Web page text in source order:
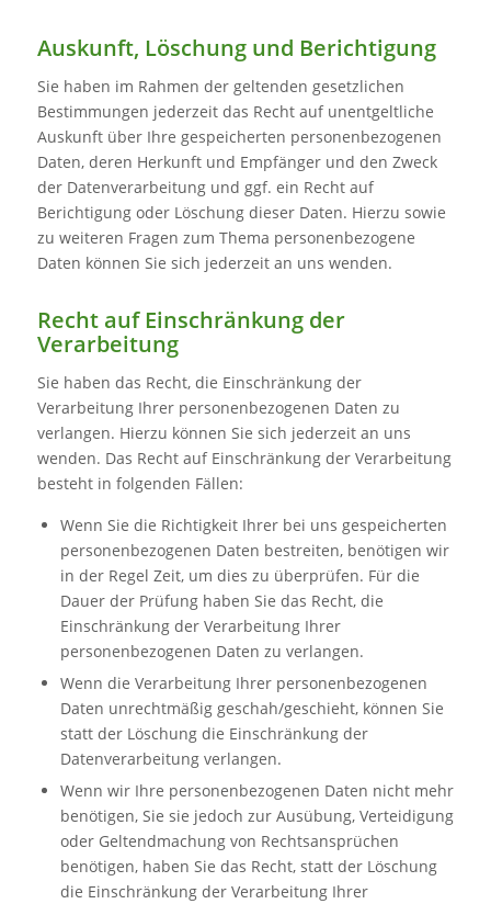
Auskunft, Löschung und Berichtigung
Sie haben im Rahmen der geltenden gesetzlichen
Bestimmungen jederzeit das Recht auf unentgeltliche
Auskunft über Ihre gespeicherten personenbezogenen
Daten, deren Herkunft und Empfänger und den Zweck
der Datenverarbeitung und ggf. ein Recht auf
Berichtigung oder Löschung dieser Daten. Hierzu sowie
zu weiteren Fragen zum Thema personenbezogene
Daten können Sie sich jederzeit an uns wenden.
Recht auf Einschränkung der
Verarbeitung
Sie haben das Recht, die Einschränkung der
Verarbeitung Ihrer personenbezogenen Daten zu
verlangen. Hierzu können Sie sich jederzeit an uns
wenden. Das Recht auf Einschränkung der Verarbeitung
besteht in folgenden Fällen:
Wenn Sie die Richtigkeit Ihrer bei uns gespeicherten
personenbezogenen Daten bestreiten, benötigen wir
in der Regel Zeit, um dies zu überprüfen. Für die
Dauer der Prüfung haben Sie das Recht, die
Einschränkung der Verarbeitung Ihrer
personenbezogenen Daten zu verlangen.
Wenn die Verarbeitung Ihrer personenbezogenen
Daten unrechtmäßig geschah/geschieht, können Sie
statt der Löschung die Einschränkung der
Datenverarbeitung verlangen.
Wenn wir Ihre personenbezogenen Daten nicht mehr
benötigen, Sie sie jedoch zur Ausübung, Verteidigung
oder Geltendmachung von Rechtsansprüchen
benötigen, haben Sie das Recht, statt der Löschung
die Einschränkung der Verarbeitung Ihrer